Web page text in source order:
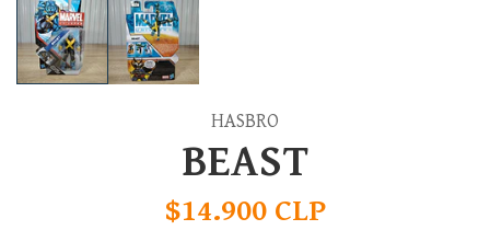
HASBRO
BEAST
$14.900 CLP